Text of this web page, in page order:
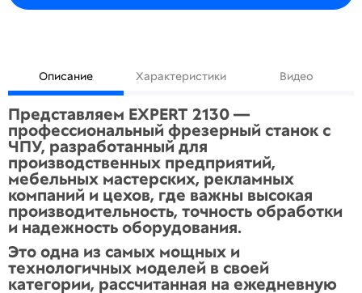
Описание Характеристики Видео
Представляем EXPERT 2130 —
профессиональный фрезерный станок с
ЧПУ, разработанный для
производственных предприятий,
мебельных мастерских, рекламных
компаний и цехов, где важны высокая
производительность, точность обработки
и надежность оборудования.
Это одна из самых мощных и
технологичных моделей в своей
категории, рассчитанная на ежедневную